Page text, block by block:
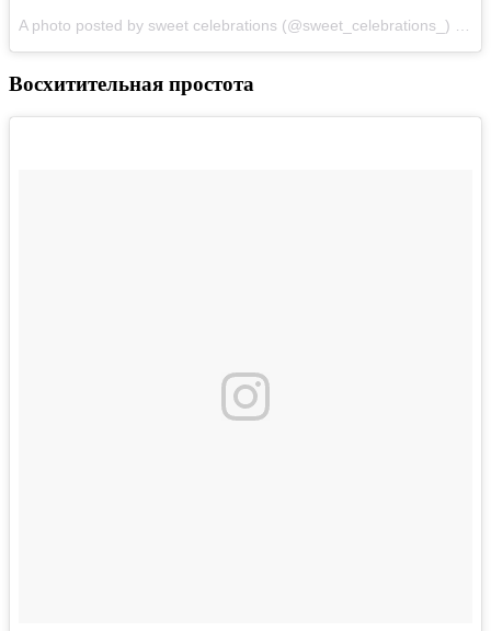
A photo posted by sweet celebrations (@sweet_celebrations_) on
Восхитительная простота